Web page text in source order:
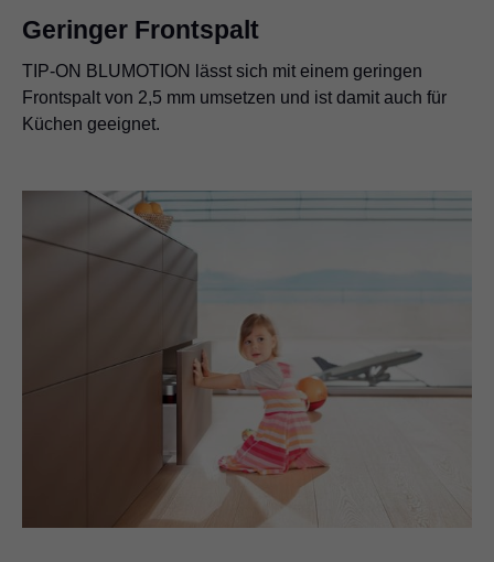
Geringer Frontspalt
TIP-ON BLUMOTION lässt sich mit einem geringen
Frontspalt von 2,5 mm umsetzen und ist damit auch für
Küchen geeignet.